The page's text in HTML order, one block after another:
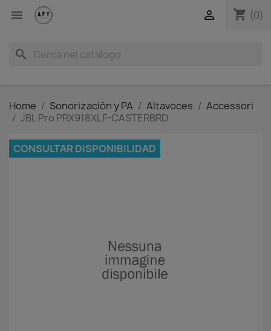
 shopping_cart (0)

search
Home Sonorización y PA Altavoces
Accessori
JBL Pro PRX918XLF-CASTERBRD
CONSULTAR DISPONIBILIDAD